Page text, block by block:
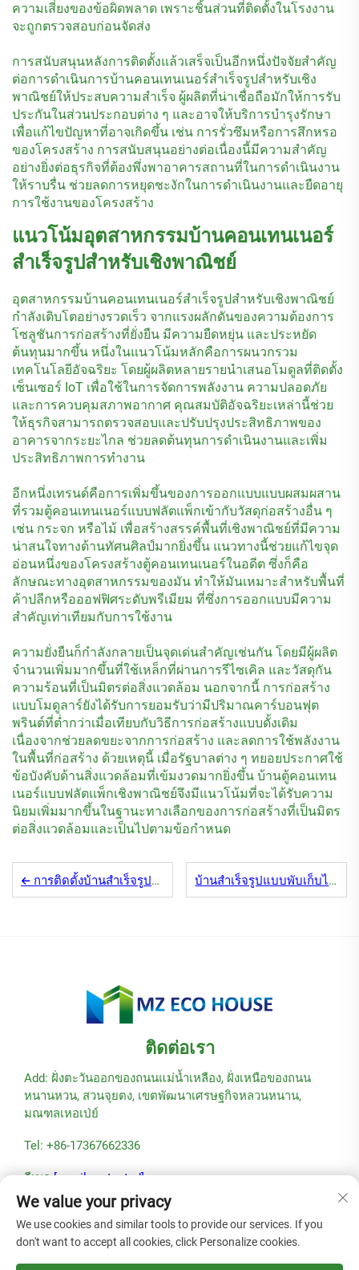
ความเสี่ยงของข้อผิดพลาด เพราะชิ้นส่วนที่ติดตั้งในโรงงาน
จะถูกตรวจสอบก่อนจัดส่ง
การสนับสนุนหลังการติดตั้งแล้วเสร็จเป็นอีกหนึ่งปัจจัยสำคัญ
ต่อการดำเนินการบ้านคอนเทนเนอร์สำเร็จรูปสำหรับเชิง
พาณิชย์ให้ประสบความสำเร็จ ผู้ผลิตที่น่าเชื่อถือมักให้การรับ
ประกันในส่วนประกอบต่าง ๆ และอาจให้บริการบำรุงรักษา
เพื่อแก้ไขปัญหาที่อาจเกิดขึ้น เช่น การรั่วซึมหรือการสึกหรอ
ของโครงสร้าง การสนับสนุนอย่างต่อเนื่องนี้มีความสำคัญ
อย่างยิ่งต่อธุรกิจที่ต้องพึ่งพาอาคารสถานที่ในการดำเนินงาน
ให้ราบรื่น ช่วยลดการหยุดชะงักในการดำเนินงานและยืดอายุ
การใช้งานของโครงสร้าง
แนวโน้มอุตสาหกรรมบ้านคอนเทนเนอร์
สำเร็จรูปสำหรับเชิงพาณิชย์
อุตสาหกรรมบ้านคอนเทนเนอร์สำเร็จรูปสำหรับเชิงพาณิชย์
กำลังเติบโตอย่างรวดเร็ว จากแรงผลักดันของความต้องการ
โซลูชันการก่อสร้างที่ยั่งยืน มีความยืดหยุ่น และประหยัด
ต้นทุนมากขึ้น หนึ่งในแนวโน้มหลักคือการผนวกรวม
เทคโนโลยีอัจฉริยะ โดยผู้ผลิตหลายรายนำเสนอโมดูลที่ติดตั้ง
เซ็นเซอร์ IoT เพื่อใช้ในการจัดการพลังงาน ความปลอดภัย
และการควบคุมสภาพอากาศ คุณสมบัติอัจฉริยะเหล่านี้ช่วย
ให้ธุรกิจสามารถตรวจสอบและปรับปรุงประสิทธิภาพของ
อาคารจากระยะไกล ช่วยลดต้นทุนการดำเนินงานและเพิ่ม
ประสิทธิภาพการทำงาน
อีกหนึ่งเทรนด์คือการเพิ่มขึ้นของการออกแบบแบบผสมผสาน
ที่รวมตู้คอนเทนเนอร์แบบฟลัตแพ็กเข้ากับวัสดุก่อสร้างอื่น ๆ
เช่น กระจก หรือไม้ เพื่อสร้างสรรค์พื้นที่เชิงพาณิชย์ที่มีความ
น่าสนใจทางด้านทัศนศิลป์มากยิ่งขึ้น แนวทางนี้ช่วยแก้ไขจุด
อ่อนหนึ่งของโครงสร้างตู้คอนเทนเนอร์ในอดีต ซึ่งก็คือ
ลักษณะทางอุตสาหกรรมของมัน ทำให้มันเหมาะสำหรับพื้นที่
ค้าปลีกหรือออฟฟิศระดับพรีเมียม ที่ซึ่งการออกแบบมีความ
สำคัญเท่าเทียมกับการใช้งาน
ความยั่งยืนก็กำลังกลายเป็นจุดเด่นสำคัญเช่นกัน โดยมีผู้ผลิต
จำนวนเพิ่มมากขึ้นที่ใช้เหล็กที่ผ่านการรีไซเคิล และวัสดุกัน
ความร้อนที่เป็นมิตรต่อสิ่งแวดล้อม นอกจากนี้ การก่อสร้าง
แบบโมดูลาร์ยังได้รับการยอมรับว่ามีปริมาณคาร์บอนฟุต
พรินต์ที่ต่ำกว่าเมื่อเทียบกับวิธีการก่อสร้างแบบดั้งเดิม
เนื่องจากช่วยลดขยะจากการก่อสร้าง และลดการใช้พลังงาน
ในพื้นที่ก่อสร้าง ด้วยเหตุนี้ เมื่อรัฐบาลต่าง ๆ ทยอยประกาศใช้
ข้อบังคับด้านสิ่งแวดล้อมที่เข้มงวดมากยิ่งขึ้น บ้านตู้คอนเทน
เนอร์แบบฟลัตแพ็กเชิงพาณิชย์จึงมีแนวโน้มที่จะได้รับความ
นิยมเพิ่มมากขึ้นในฐานะทางเลือกของการก่อสร้างที่เป็นมิตร
ต่อสิ่งแวดล้อมและเป็นไปตามข้อกำหนด
การติดตั้งบ้านสำเร็จรูปแบบพับเก็บได้: เทคนิคจากผู้เชี่ยวชาญ บ้านสำเร็จรูปแบบพับเก็บได้: การปฏิวัติทางนวัตกรรมพื้นที่
ติดต่อเรา
Add: ฝั่งตะวันออกของถนนแม่น้ำเหลือง, ฝั่งเหนือของถนน
หนานหวน, สวนจุยตง, เขตพัฒนาเศรษฐกิจหลวนหนาน,
มณฑลเหอเป่ย์
Tel: +86-17367662336
อีเมล:[email protected]
ลิขสิทธิ์ © 2025 โดยบริษัท Hebei Modular Green Building
We value your privacy
We use cookies and similar tools to provide our services. If you
don't want to accept all cookies, click Personalize cookies.